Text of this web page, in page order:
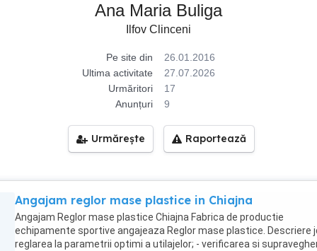
Ana Maria Buliga
Ilfov Clinceni
Pe site din
26.01.2016
Ultima activitate
27.07.2026
Urmăritori
17
Anunțuri
9
Urmărește Raportează
Angajam reglor mase plastice in Chiajna
Angajam Reglor mase plastice Chiajna Fabrica de productie
echipamente sportive angajeaza Reglor mase plastice. Descriere
reglarea la parametrii optimi a utilajelor; - verificarea si